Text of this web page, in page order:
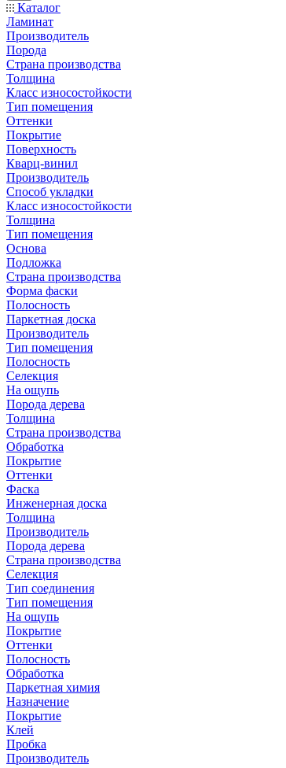
Каталог
Ламинат
Производитель
Порода
Страна производства
Толщина
Класс износостойкости
Тип помещения
Оттенки
Покрытие
Поверхность
Кварц-винил
Производитель
Способ укладки
Класс износостойкости
Толщина
Тип помещения
Основа
Подложка
Страна производства
Форма фаски
Полосность
Паркетная доска
Производитель
Тип помещения
Полосность
Селекция
На ощупь
Порода дерева
Толщина
Страна производства
Обработка
Покрытие
Оттенки
Фаска
Инженерная доска
Толщина
Производитель
Порода дерева
Страна производства
Селекция
Тип соединения
Тип помещения
На ощупь
Покрытие
Оттенки
Полосность
Обработка
Паркетная химия
Назначение
Покрытие
Клей
Пробка
Производитель